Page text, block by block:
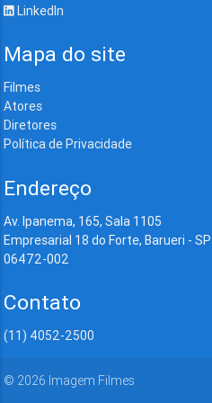
LinkedIn
Mapa do site
Filmes
Atores
Diretores
Política de Privacidade
Endereço
Av. Ipanema, 165, Sala 1105
Empresarial 18 do Forte, Barueri - SP
06472-002
Contato
(11) 4052-2500
© 2026 Imagem Filmes